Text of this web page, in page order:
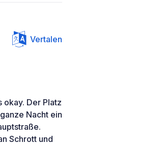
Vertalen
okay. Der Platz
Nacht ein
Schrott und